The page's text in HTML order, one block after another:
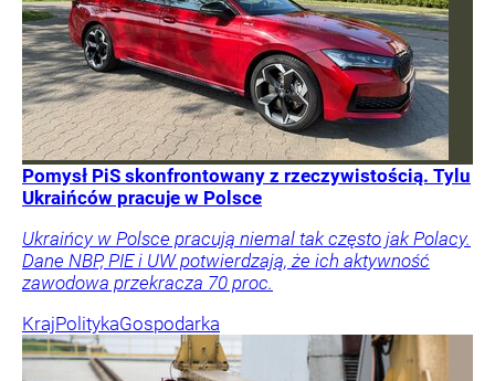
Pomysł PiS skonfrontowany z rzeczywistością. Tylu
Ukraińców pracuje w Polsce
Ukraińcy w Polsce pracują niemal tak często jak Polacy.
Dane NBP, PIE i UW potwierdzają, że ich aktywność
zawodowa przekracza 70 proc.
KrajPolitykaGospodarka